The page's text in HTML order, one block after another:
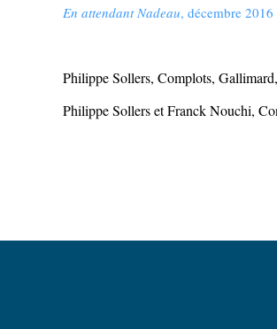
En attendant Nadeau, décembre 2016
Philippe Sollers, Complots,
Philippe Sollers et Franck Nouchi,